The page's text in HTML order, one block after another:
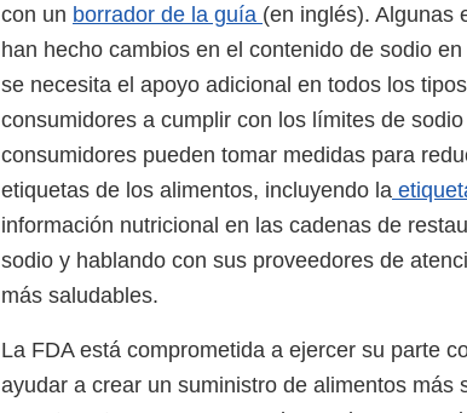
con un borrador de la guía (en inglés). Algunas
han hecho cambios en el contenido de sodio
se necesita el apoyo adicional en todos los
consumidores a cumplir con los límites de
consumidores pueden tomar medidas para
etiquetas de los alimentos, incluyendo la
información nutricional en las cadenas de
sodio y hablando con sus proveedores de
más saludables.
La FDA está comprometida a ejercer su parte
ayudar a crear un suministro de alimentos más